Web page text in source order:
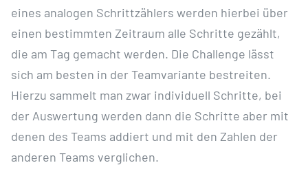
eines analogen Schrittzählers werden hierbei über
einen bestimmten Zeitraum alle Schritte gezählt,
die am Tag gemacht werden. Die Challenge lässt
sich am besten in der Teamvariante bestreiten.
Hierzu sammelt man zwar individuell Schritte, bei
der Auswertung werden dann die Schritte aber mit
denen des Teams addiert und mit den Zahlen der
anderen Teams verglichen.